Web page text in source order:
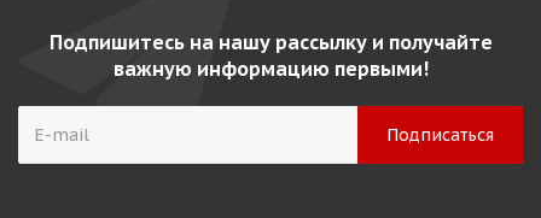
Подпишитесь на нашу рассылку и получайте
важную информацию первыми!